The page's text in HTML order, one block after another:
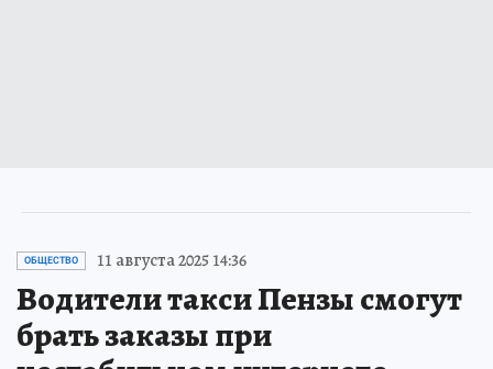
ОБЩЕСТВО 11 августа 2025 14:36
Водители такси Пензы смогут
брать заказы при